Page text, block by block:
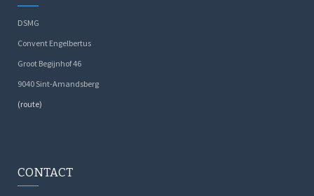
DSMG
Convent Engelbertus
Groot Begijnhof 46
9040 Sint-Amandsberg
(route)
CONTACT